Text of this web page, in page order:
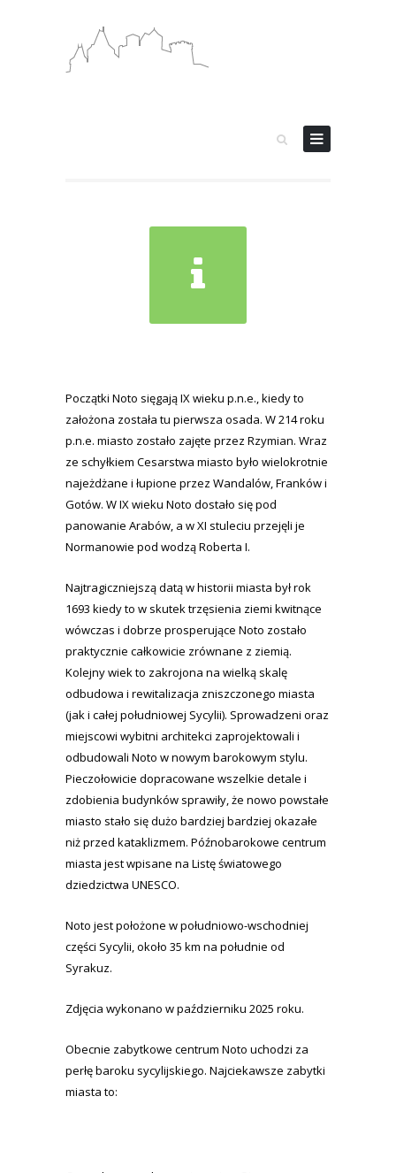
Początki Noto sięgają IX wieku p.n.e., kiedy to
założona została tu pierwsza osada. W 214 roku
p.n.e. miasto zostało zajęte przez Rzymian. Wraz
ze schyłkiem Cesarstwa miasto było wielokrotnie
najeżdżane i łupione przez Wandalów, Franków i
Gotów. W IX wieku Noto dostało się pod
panowanie Arabów, a w XI stuleciu przejęli je
Normanowie pod wodzą Roberta I.
Najtragiczniejszą datą w historii miasta był rok
1693 kiedy to w skutek trzęsienia ziemi kwitnące
wówczas i dobrze prosperujące Noto zostało
praktycznie całkowicie zrównane z ziemią.
Kolejny wiek to zakrojona na wielką skalę
odbudowa i rewitalizacja zniszczonego miasta
(jak i całej południowej Sycylii). Sprowadzeni oraz
miejscowi wybitni architekci zaprojektowali i
odbudowali Noto w nowym barokowym stylu.
Pieczołowicie dopracowane wszelkie detale i
zdobienia budynków sprawiły, że nowo powstałe
miasto stało się dużo bardziej bardziej okazałe
niż przed kataklizmem. Późnobarokowe centrum
miasta jest wpisane na Listę światowego
dziedzictwa UNESCO.
Noto jest położone w południowo-wschodniej
części Sycylii, około 35 km na południe od
Syrakuz.
Zdjęcia wykonano w październiku 2025 roku.
Obecnie zabytkowe centrum Noto uchodzi za
perłę baroku sycylijskiego. Najciekawsze zabytki
miasta to: